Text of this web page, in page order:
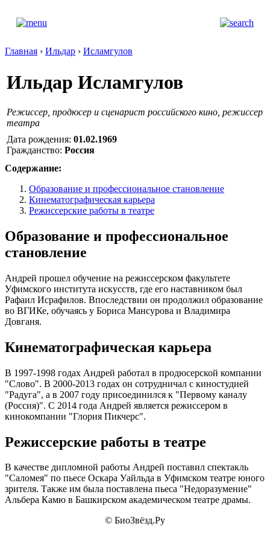
Главная › Ильдар › Исламгулов
Ильдар Исламгулов
Режиссер, продюсер и сценарист российского кино, режиссер
театра
Дата рождения: 01.02.1969
Гражданство: Россия
Содержание:
Образование и профессиональное становление
Кинематографическая карьера
Режиссерские работы в театре
Образование и профессиональное
становление
Андрей прошел обучение на режиссерском факультете
Уфимского института искусств, где его наставником был
Рафаил Исрафилов. Впоследствии он продолжил образование
во ВГИКе, обучаясь у Бориса Мансурова и Владимира
Довганя.
Кинематографическая карьера
В 1997-1998 годах Андрей работал в продюсерской компании
"Слово". В 2000-2013 годах он сотрудничал с киностудией
"Радуга", а в 2007 году присоединился к "Первому каналу
(Россия)". С 2014 года Андрей является режиссером в
кинокомпании "Глория Пикчерс".
Режиссерские работы в театре
В качестве дипломной работы Андрей поставил спектакль
"Саломея" по пьесе Оскара Уайльда в Уфимском театре юного
зрителя. Также им была поставлена пьеса "Недоразумение"
Альбера Камю в Башкирском академическом театре драмы.
© БиоЗвёзд.Ру